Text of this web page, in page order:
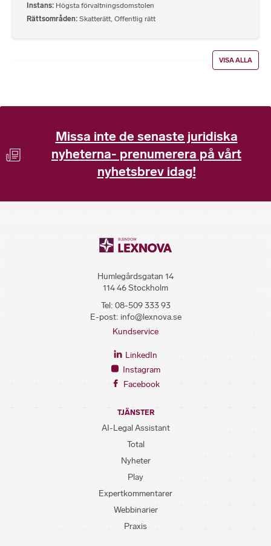
Instans Högsta förvaltningsdomstolen
Rättsområden Skatterätt Offentlig rätt
VISA ALLA
Missa inte de senaste juridiska
nyheterna- prenumerera på vårt
nyhetsbrev idag!
Humlegårdsgatan 14
114 46 Stockholm
Tel: 08-509 333 93
E-post: info@lexnova.se
Kundservice
LinkedIn
Instagram
Facebook
TJÄNSTER
AI-Legal Assistant
Total
Nyheter
Play
Expertkommentarer
Webbinarier
Praxis